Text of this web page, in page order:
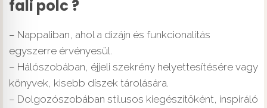
fali polc ?
– Nappaliban, ahol a dizájn és funkcionalitás
egyszerre érvényesül.
– Hálószobában, éjjeli szekrény helyettesítésére vagy
könyvek, kisebb díszek tárolására.
– Dolgozószobában stílusos kiegészítőként, inspiráló